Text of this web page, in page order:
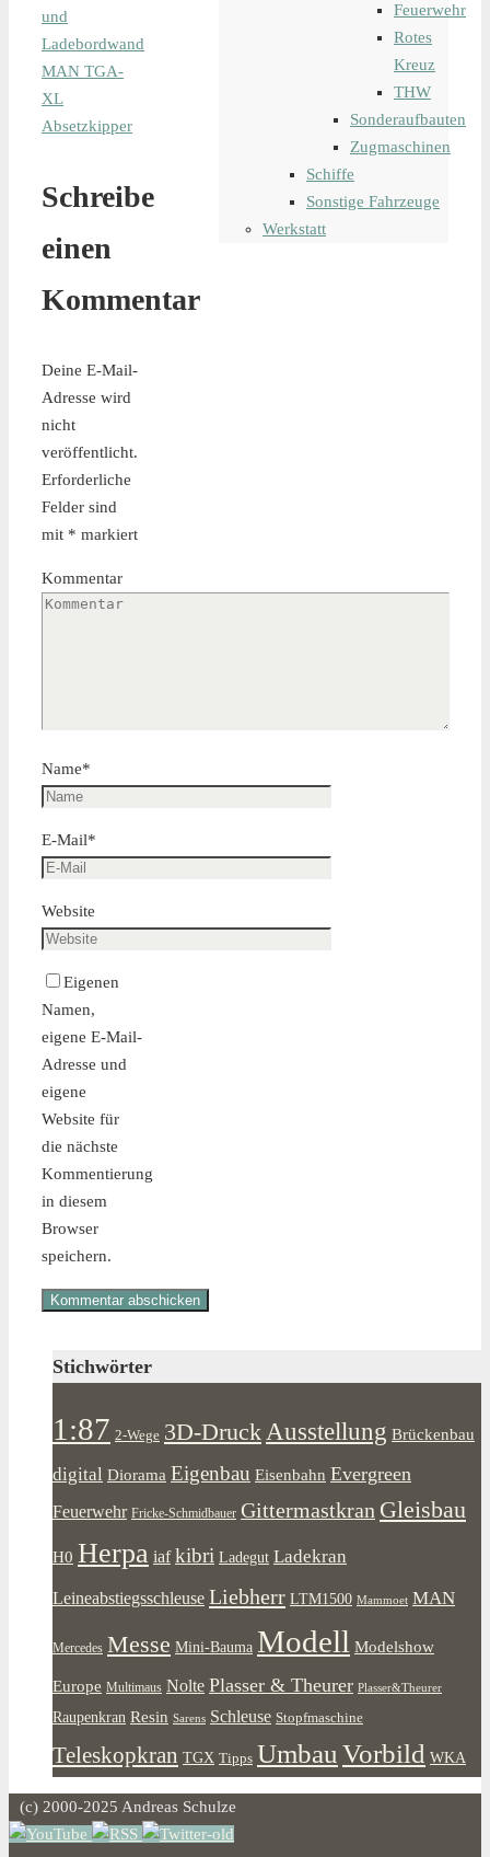
und
Ladebordwand
MAN TGA-
XL
Absetzkipper
Schreibe
einen
Kommentar
Deine E-Mail-
Adresse wird
nicht
veröffentlicht.
Erforderliche
Felder sind
mit * markiert
Kommentar
Name*
E-Mail*
Website
Eigenen
Namen,
eigene E-Mail-
Adresse und
eigene
Website für
die nächste
Kommentierung
in diesem
Browser
speichern.
Feuerwehr
Rotes
Kreuz
THW
Sonderaufbauten
Zugmaschinen
Schiffe
Sonstige Fahrzeuge
Werkstatt
Stichwörter
1:87 2-Wege 3D-Druck Ausstellung Brückenbau
digital Diorama Eigenbau Eisenbahn Evergreen
Feuerwehr Fricke-Schmidbauer Gittermastkran Gleisbau
H0 Herpa iaf kibri Ladegut Ladekran
Leineabstiegsschleuse Liebherr LTM1500 Mammoet MAN
Mercedes Messe Mini-Bauma Modell Modelshow
Europe Multimaus Nolte Plasser & Theurer Plasser&Theurer
Raupenkran Resin Sarens Schleuse Stopfmaschine
Teleskopkran TGX Tipps Umbau Vorbild WKA
(c) 2000-2025 Andreas Schulze